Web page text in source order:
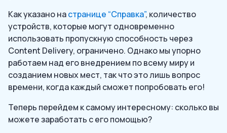
Как указано настранице “Справка”, количество
устройств, которые могут одновременно
использовать пропускную способность через
Content Delivery, ограничено. Однако мы упорно
работаем над его внедрением по всему миру и
созданием новых мест, так что это лишь вопрос
времени, когда каждый сможет попробовать его!
Теперь перейдем к самому интересному: сколько вы
можете заработать с его помощью?